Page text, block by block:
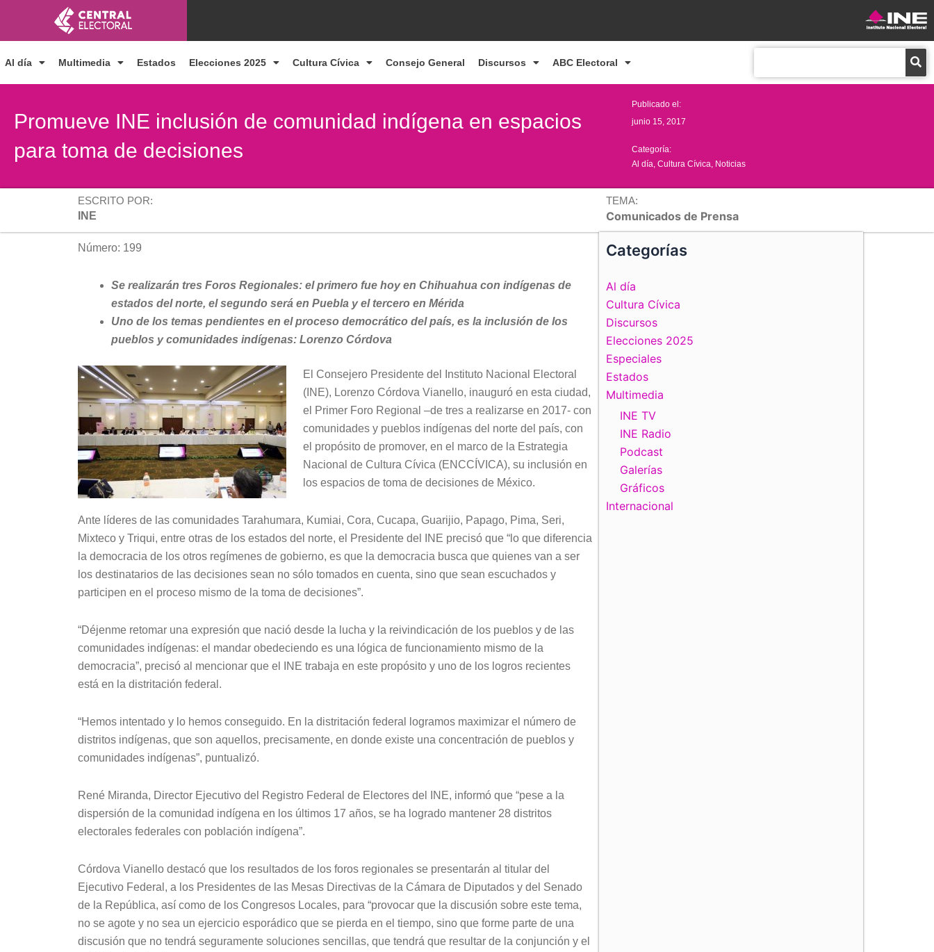
contenido
Al día Multimedia Estados Elecciones 2025 Cultura Cívica Consejo General Discursos ABC Electoral
Promueve INE inclusión de comunidad indígena en espacios
para toma de decisiones
Publicado el:
junio 15, 2017
Categoría:
Al día ,Cultura Cívica Noticias
ESCRITO POR:
INE
TEMA:
Comunicados de Prensa
Número: 199
Se realizarán tres Foros Regionales: el primero fue hoy en Chihuahua con indígenas de
estados del norte, el segundo será en Puebla y el tercero en Mérida
Uno de los temas pendientes en el proceso democrático del país, es la inclusión de los
pueblos y comunidades indígenas: Lorenzo Córdova
El Consejero Presidente del Instituto Nacional Electoral
(INE), Lorenzo Córdova Vianello, inauguró en esta ciudad,
el Primer Foro Regional –de tres a realizarse en 2017- con
comunidades y pueblos indígenas del norte del país, con
el propósito de promover, en el marco de la Estrategia
Nacional de Cultura Cívica (ENCCÍVICA), su inclusión en
los espacios de toma de decisiones de México.
Ante líderes de las comunidades Tarahumara, Kumiai, Cora, Cucapa, Guarijio, Papago, Pima, Seri,
Mixteco y Triqui, entre otras de los estados del norte, el Presidente del INE precisó que “lo que diferencia
la democracia de los otros regímenes de gobierno, es que la democracia busca que quienes van a ser
los destinatarios de las decisiones sean no sólo tomados en cuenta, sino que sean escuchados y
participen en el proceso mismo de la toma de decisiones”.
“Déjenme retomar una expresión que nació desde la lucha y la reivindicación de los pueblos y de las
comunidades indígenas: el mandar obedeciendo es una lógica de funcionamiento mismo de la
democracia”, precisó al mencionar que el INE trabaja en este propósito y uno de los logros recientes
está en la distritación federal.
“Hemos intentado y lo hemos conseguido. En la distritación federal logramos maximizar el número de
distritos indígenas, que son aquellos, precisamente, en donde existe una concentración de pueblos y
comunidades indígenas”, puntualizó.
René Miranda, Director Ejecutivo del Registro Federal de Electores del INE, informó que “pese a la
dispersión de la comunidad indígena en los últimos 17 años, se ha logrado mantener 28 distritos
electorales federales con población indígena”.
Córdova Vianello destacó que los resultados de los foros regionales se presentarán al titular del
Ejecutivo Federal, a los Presidentes de las Mesas Directivas de la Cámara de Diputados y del Senado
de la República, así como de los Congresos Locales, para “provocar que la discusión sobre este tema,
no se agote y no sea un ejercicio esporádico que se pierda en el tiempo, sino que forme parte de una
discusión que no tendrá seguramente soluciones sencillas, que tendrá que resultar de la conjunción y el
Categorías
Al día
Cultura Cívica
Discursos
Elecciones 2025
Especiales
Estados
Multimedia
INE TV
INE Radio
Podcast
Galerías
Gráficos
Internacional